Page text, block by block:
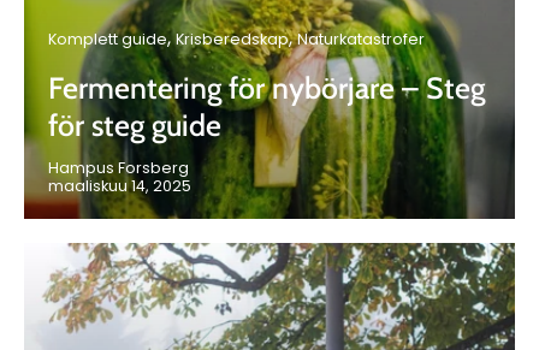
Komplett guide Krisberedskap Naturkatastrofer
Fermentering för nybörjare – Steg
för steg guide
Hampus Forsberg
maaliskuu 14, 2025